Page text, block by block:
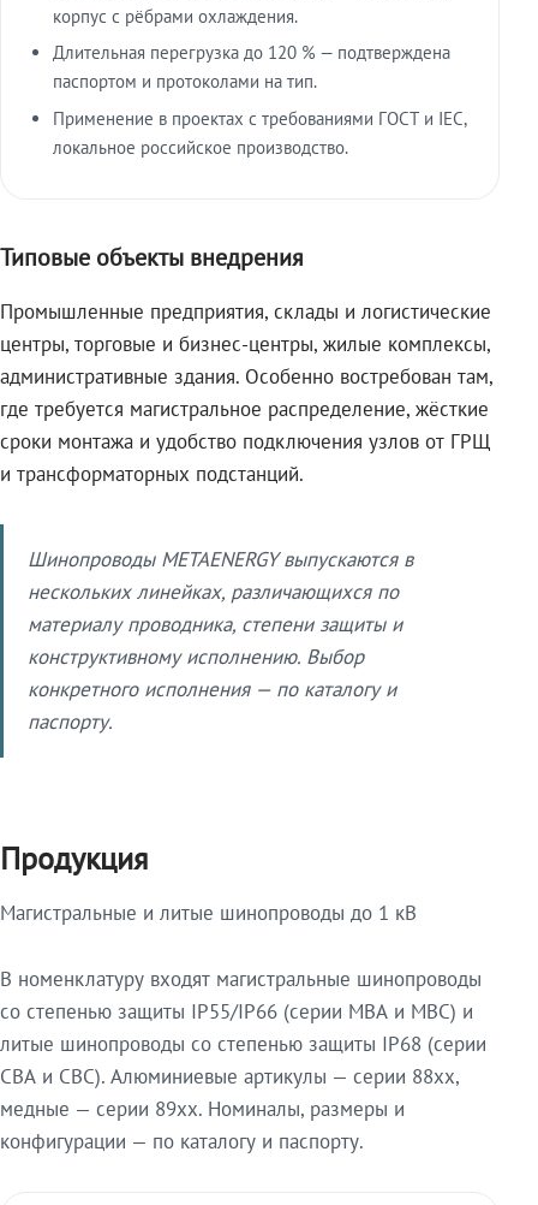
корпус с рёбрами охлаждения.
Длительная перегрузка до 120 % — подтверждена
паспортом и протоколами на тип.
Применение в проектах с требованиями ГОСТ и IEC,
локальное российское производство.
Типовые объекты внедрения
Промышленные предприятия, склады и логистические
центры, торговые и бизнес-центры, жилые комплексы,
административные здания. Особенно востребован там,
где требуется магистральное распределение, жёсткие
сроки монтажа и удобство подключения узлов от ГРЩ
и трансформаторных подстанций.
Шинопроводы METAENERGY выпускаются в
нескольких линейках, различающихся по
материалу проводника, степени защиты и
конструктивному исполнению. Выбор
конкретного исполнения — по каталогу и
паспорту.
Продукция
Магистральные и литые шинопроводы до 1 кВ
В номенклатуру входят магистральные шинопроводы
со степенью защиты IP55/IP66 (серии МВА и МВС) и
литые шинопроводы со степенью защиты IP68 (серии
СВА и СВС). Алюминиевые артикулы — серии 88xx,
медные — серии 89xx. Номиналы, размеры и
конфигурации — по каталогу и паспорту.